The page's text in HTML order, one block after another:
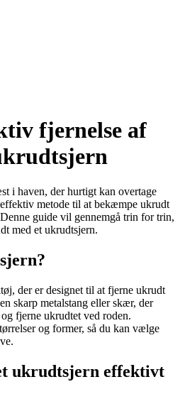
fjernelse af
i haven, der hurtigt kan overtage
metode til at bekæmpe ukrudt
guide vil gennemgå trin for trin,
med et ukrudtsjern.
der er designet til at fjerne ukrudt
skarp metalstang eller skær, der
fjerne ukrudtet ved roden.
og former, så du kan vælge
ukrudtsjern effektivt